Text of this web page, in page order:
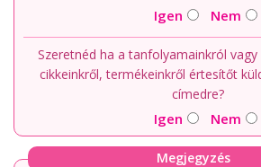
Igen Nem
Szeretnéd ha a tanfolyamainkról vagy
cikkeinkről, termékeinkről értesítőt
címedre?
Igen Nem
Megjegyzés